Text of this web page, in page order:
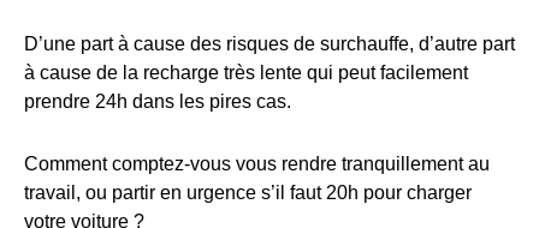
D’une part à cause des risques de surchauffe, d’autre part
à cause de la recharge très lente qui peut facilement
prendre 24h dans les pires cas.
Comment comptez-vous vous rendre tranquillement au
travail, ou partir en urgence s’il faut 20h pour charger
votre voiture ?